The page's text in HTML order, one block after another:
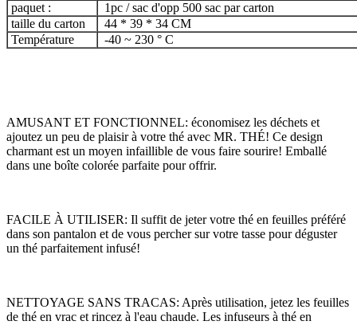
paquet :
1pc / sac d'opp 500 sac par carton
taille du carton
44 * 39 * 34 CM
Température
-40 ~ 230 ° C
AMUSANT ET FONCTIONNEL: économisez les déchets et
ajoutez un peu de plaisir à votre thé avec MR. THÉ! Ce design
charmant est un moyen infaillible de vous faire sourire! Emballé
dans une boîte colorée parfaite pour offrir.
FACILE À UTILISER: Il suffit de jeter votre thé en feuilles préféré
dans son pantalon et de vous percher sur votre tasse pour déguster
un thé parfaitement infusé!
NETTOYAGE SANS TRACAS: Après utilisation, jetez les feuilles
de thé en vrac et rincez à l'eau chaude. Les infuseurs à thé en